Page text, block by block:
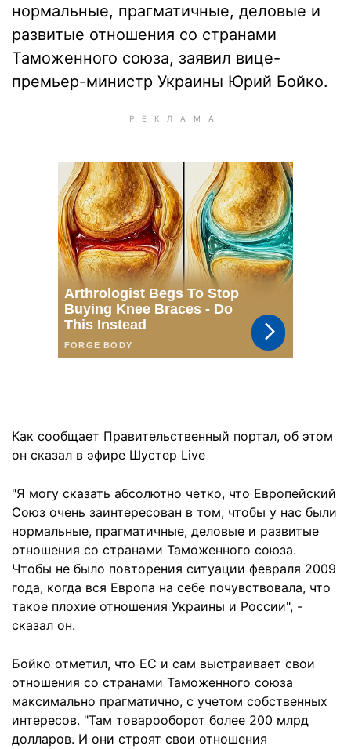
нормальные, прагматичные, деловые и
развитые отношения со странами
Таможенного союза, заявил вице-
премьер-министр Украины Юрий Бойко.
Как сообщает Правительственный портал, об этом
он сказал в эфире Шустер Live
"Я могу сказать абсолютно четко, что Европейский
Союз очень заинтересован в том, чтобы у нас были
нормальные, прагматичные, деловые и развитые
отношения со странами Таможенного союза.
Чтобы не было повторения ситуации февраля 2009
года, когда вся Европа на себе почувствовала, что
такое плохие отношения Украины и России", -
сказал он.
Бойко отметил, что ЕС и сам выстраивает свои
отношения со странами Таможенного союза
максимально прагматично, с учетом собственных
интересов. "Там товарооборот более 200 млрд
долларов. И они строят свои отношения